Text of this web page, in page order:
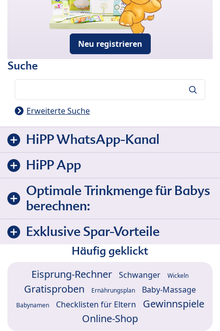
Neu registrieren
Suche
Erweiterte Suche
HiPP WhatsApp-Kanal
HiPP App
Optimale Trinkmenge für Babys
berechnen:
Exklusive Spar-Vorteile
Häufig geklickt
Eisprung-Rechner Schwanger Wickeln
Gratisproben Ernährungsplan Baby-Massage
Babynamen Checklisten für Eltern
Gewinnspiele
Online-Shop